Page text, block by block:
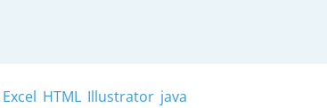
Excel HTML Illustrator java